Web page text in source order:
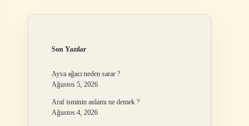
Son Yazılar
Ayva ağacı neden sarar ?
Ağustos 5, 2026
Araf isminin anlamı ne demek ?
Ağustos 4, 2026